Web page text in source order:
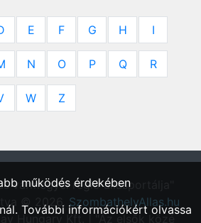
E F G H I
N O P Q R
W Z
vármegyei régió állásportálja"
© 2026. SzombathelyAllas.hu
Hungary Kft. | "Az elsők közé
működés érdekében
További információkért olvassa